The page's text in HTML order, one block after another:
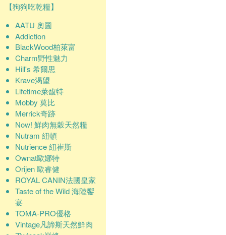
【狗狗吃乾糧】
AATU 奧圖
Addiction
BlackWood柏萊富
Charm野性魅力
Hill's 希爾思
Krave渴望
Lifetime萊馥特
Mobby 莫比
Merrick奇跡
Now! 鮮肉無穀天然糧
Nutram 紐頓
Nutrience 紐崔斯
Ownat歐娜特
Orijen 歐睿健
ROYAL CANIN法國皇家
Taste of the Wild 海陸饗
宴
TOMA-PRO優格
Vintage凡諦斯天然鮮肉